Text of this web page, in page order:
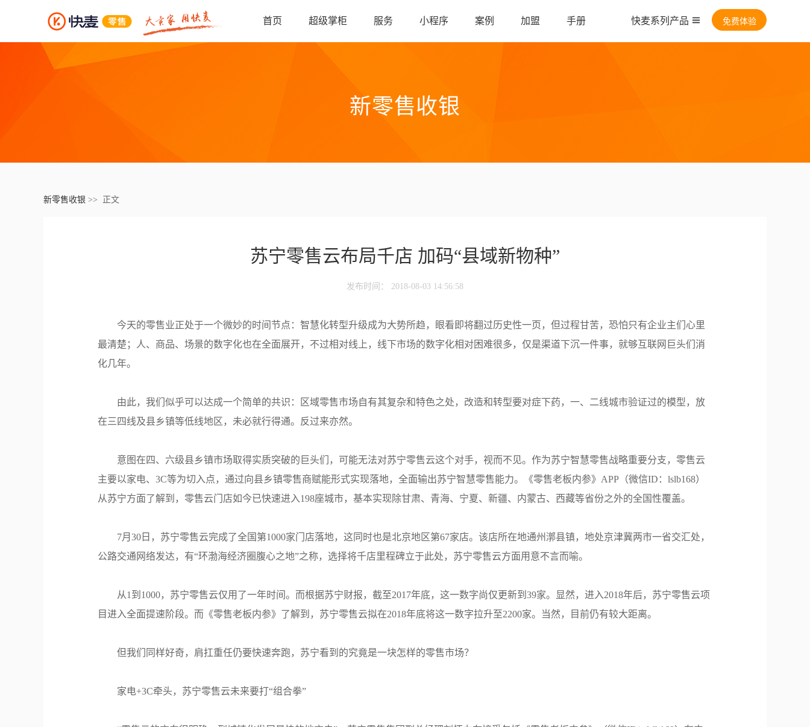
首页 超级掌柜 服务 小程序 案例 加盟 手册 快麦系列产品  免费体验
新零售收银
新零售收银 >> 正文
苏宁零售云布局千店 加码“县域新物种”
发布时间： 2018-08-03 14:56:58
今天的零售业正处于一个微妙的时间节点：智慧化转型升级成为大势所趋，眼看即将翻过历史性一页，但过程甘苦，恐怕只有企业主们心里
最清楚；人、商品、场景的数字化也在全面展开，不过相对线上，线下市场的数字化相对困难很多，仅是渠道下沉一件事，就够互联网巨头们消
化几年。
由此，我们似乎可以达成一个简单的共识：区域零售市场自有其复杂和特色之处，改造和转型要对症下药，一、二线城市验证过的模型，放
在三四线及县乡镇等低线地区，未必就行得通。反过来亦然。
意图在四、六级县乡镇市场取得实质突破的巨头们，可能无法对苏宁零售云这个对手，视而不见。作为苏宁智慧零售战略重要分支，零售云
主要以家电、3C等为切入点，通过向县乡镇零售商赋能形式实现落地，全面输出苏宁智慧零售能力。《零售老板内参》APP（微信ID：lslb168）
从苏宁方面了解到，零售云门店如今已快速进入198座城市，基本实现除甘肃、青海、宁夏、新疆、内蒙古、西藏等省份之外的全国性覆盖。
7月30日，苏宁零售云完成了全国第1000家门店落地，这同时也是北京地区第67家店。该店所在地通州漷县镇，地处京津冀两市一省交汇处，
公路交通网络发达，有“环渤海经济圈腹心之地”之称，选择将千店里程碑立于此处，苏宁零售云方面用意不言而喻。
从1到1000，苏宁零售云仅用了一年时间。而根据苏宁财报，截至2017年底，这一数字尚仅更新到39家。显然，进入2018年后，苏宁零售云项
目进入全面提速阶段。而《零售老板内参》了解到，苏宁零售云拟在2018年底将这一数字拉升至2200家。当然，目前仍有较大距离。
但我们同样好奇，肩扛重任仍要快速奔跑，苏宁看到的究竟是一块怎样的零售市场？
家电+3C牵头，苏宁零售云未来要打“组合拳”